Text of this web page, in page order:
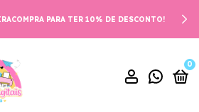
PARA TER 10% DE DESCONTO!
0